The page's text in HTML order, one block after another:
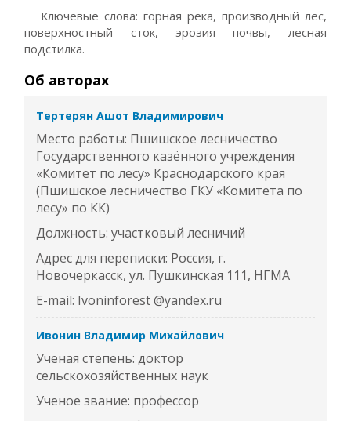
Ключевые слова: горная река, производный лес,
поверхностный сток, эрозия почвы, лесная
подстилка.
Об авторах
Тертерян Ашот Владимирович
Место работы: Пшишское лесничество
Государственного казённого учреждения
«Комитет по лесу» Краснодарского края
(Пшишское лесничество ГКУ «Комитета по
лесу» по КК)
Должность: участковый лесничий
Адрес для переписки: Россия, г.
Новочеркасск, ул. Пушкинская 111, НГМА
E-mail: Ivoninforest @yandex.ru
Ивонин Владимир Михайлович
Ученая степень: доктор
сельскохозяйственных наук
Ученое звание: профессор